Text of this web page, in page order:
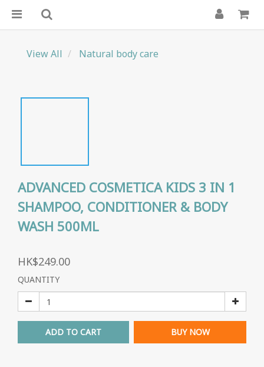
View All Natural body care
ADVANCED COSMETICA KIDS 3 IN 1
SHAMPOO, CONDITIONER & BODY
WASH 500ML
HK$249.00
QUANTITY
ADD TO CART BUY NOW